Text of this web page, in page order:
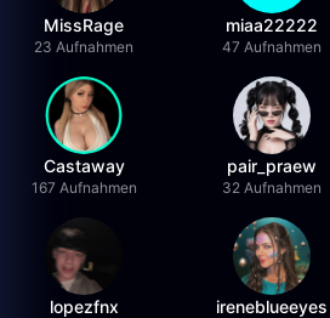
MissRage
23 Aufnahmen
miaa22222
47 Aufnahmen
Castaway
167 Aufnahmen
pair_praew
32 Aufnahmen
lopezfnx ireneblueeyes